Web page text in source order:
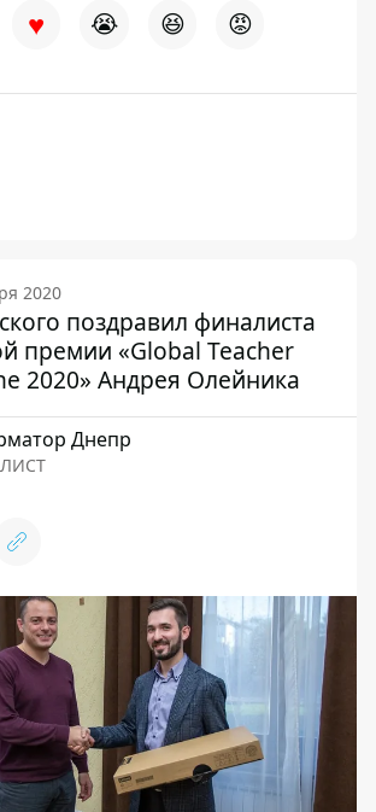
♥ 😭 😆 😡
2020
поздравил финалиста
премии «Global Teacher
2020» Андрея Олейника
Днепр